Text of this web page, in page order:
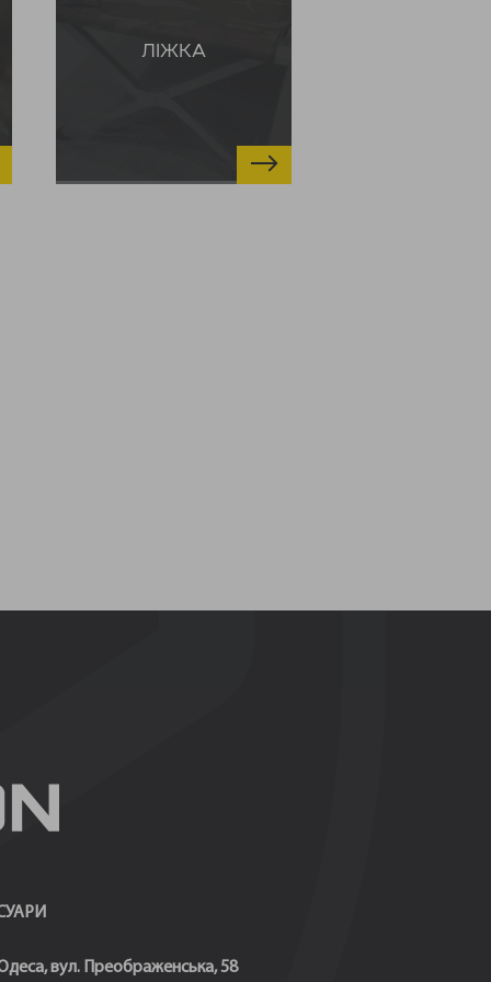
ЛІЖКА
вул. Преображенська, 58